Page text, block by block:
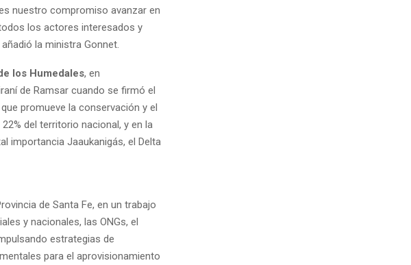
nuestro compromiso avanzar en
los actores interesados y
la ministra Gonnet.
los Humedales, en
de Ramsar cuando se firmó el
promueve la conservación y el
del territorio nacional, y en la
importancia Jaaukanigás, el Delta
de Santa Fe, en un trabajo
y nacionales, las ONGs, el
estrategias de
para el aprovisionamiento